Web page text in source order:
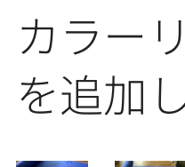
カラー
を追加